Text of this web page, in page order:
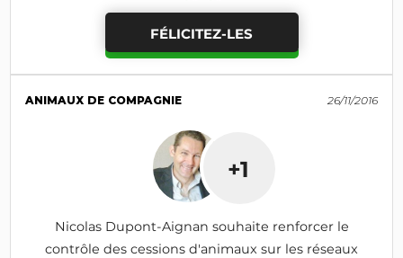
FÉLICITEZ-LES
ANIMAUX DE COMPAGNIE 26/11/2016
+1
Nicolas Dupont-Aignan souhaite renforcer le
contrôle des cessions d'animaux sur les réseaux